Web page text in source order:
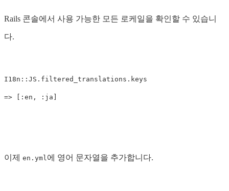
Rails 콘솔에서 사용 가능한 모든 로케일을 확인할 수 있습니
다.
I18n::JS.filtered_translations.keys
이제 en.yml에 영어 문자열을 추가합니다.